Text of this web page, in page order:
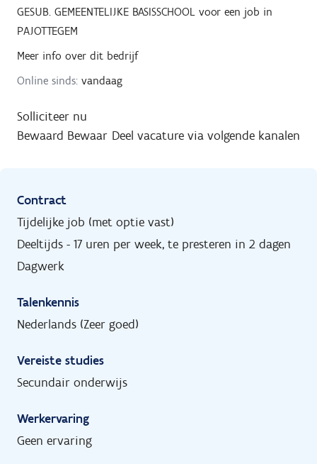
GESUB. GEMEENTELIJKE BASISSCHOOL voor een job in
PAJOTTEGEM
Meer info over dit bedrijf
Online sinds: vandaag
Solliciteer nu
Bewaard Bewaar Deel vacature via volgende kanalen
Contract
Tijdelijke job (met optie vast)
Deeltijds - 17 uren per week, te presteren in 2 dagen
Dagwerk
Talenkennis
Nederlands (Zeer goed)
Vereiste studies
Secundair onderwijs
Werkervaring
Geen ervaring